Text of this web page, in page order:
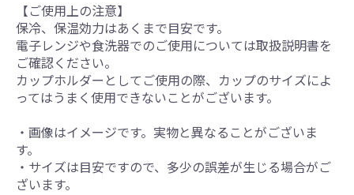
【ご使用上の注意】
保冷、保温効力はあくまで目安です。
電子レンジや食洗器でのご使用については取扱説明書を
ご確認ください。
カップホルダーとしてご使用の際、カップのサイズによ
ってはうまく使用できないことがございます。
・画像はイメージです。実物と異なることがございま
す。
・サイズは目安ですので、多少の誤差が生じる場合がご
ざいます。